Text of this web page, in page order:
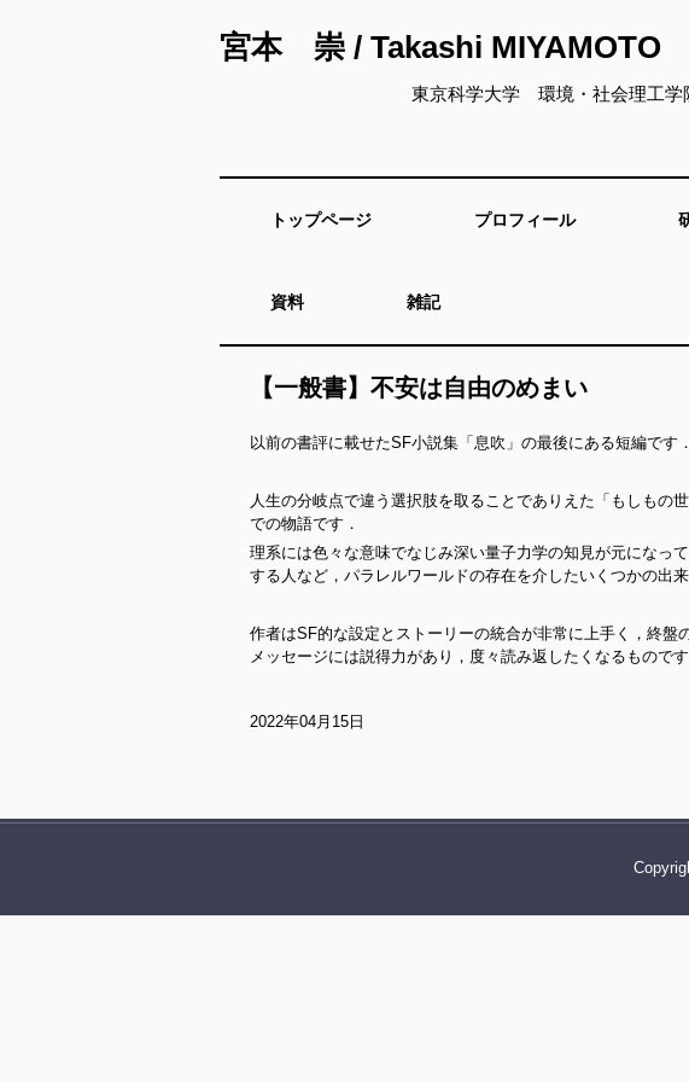
宮本 崇 / Takashi MIYAMOTO
東京科学大学 環境・社会理工学
トップページ プロフィール
資料 雑記
【一般書】不安は自由のめまい
以前の書評に載せたSF小説集「息吹」の最後にある短編です．
人生の分岐点で違う選択肢を取ることでありえた「もしもの
での物語です．
理系には色々な意味でなじみ深い量子力学の知見が元になっ
する人など，パラレルワールドの存在を介したいくつかの出
作者はSF的な設定とストーリーの統合が非常に上手く，終
メッセージには説得力があり，度々読み返したくなるものです
2022年04月15日